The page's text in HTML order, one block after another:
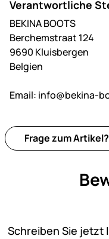
Verantwortliche
BEKINA BOOTS
Berchemstraat 124
9690 Kluisbergen
Belgien
Email: info@bekina-
Frage zum Artikel?
Schreiben Sie jetzt